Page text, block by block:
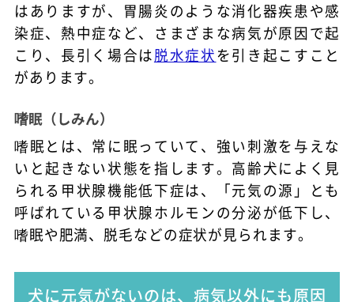
はありますが、胃腸炎のような消化器疾患や感
染症、熱中症など、さまざまな病気が原因で起
こり、長引く場合は脱水症状を引き起こすこと
があります。
嗜眠（しみん）
嗜眠とは、常に眠っていて、強い刺激を与えな
いと起きない状態を指します。高齢犬によく見
られる甲状腺機能低下症は、「元気の源」とも
呼ばれている甲状腺ホルモンの分泌が低下し、
嗜眠や肥満、脱毛などの症状が見られます。
犬に元気がないのは、病気以外にも原因